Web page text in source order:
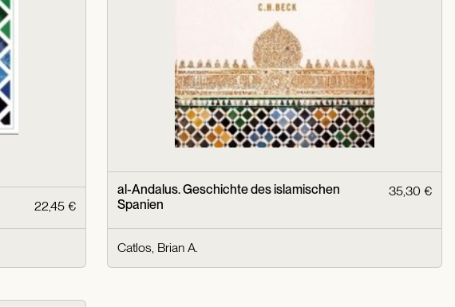
22,45 €
al-Andalus. Geschichte des islamischen
Spanien
35,30 €
Catlos, Brian A.